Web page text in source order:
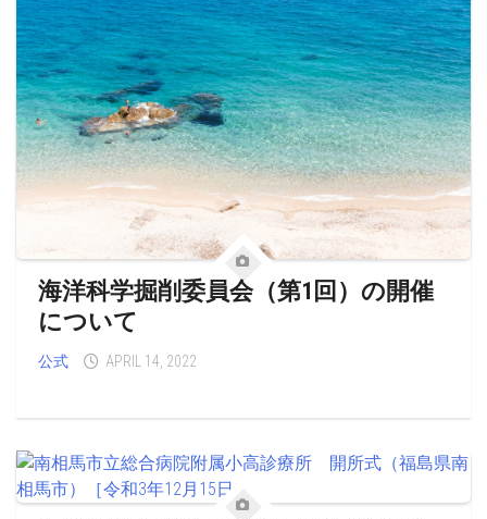
海洋科学掘削委員会（第1回）の開催
について
公式 APRIL 14, 2022